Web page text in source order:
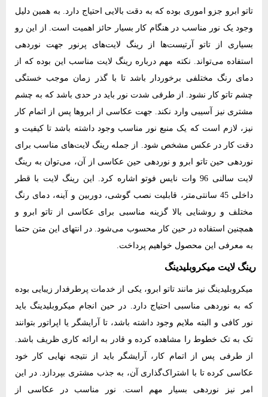
تاتو ابرو جزو اموری بوده که به دقت بالایی احتیاج دارد. به همین دلیل
وجود یک نور مناسب در هنگام کار بسیار حائز اهمیت است. از این رو
بسیاری از تاتو آرتیست‌ها از رینگ لایت‌های پرنور جهت نوردهی
استفاده می‌تواند. نکته مهم درباره رینگ لایت مناسب این بوده که از
دمای رنگ مختلفی برخوردار باشد تا با گذر زمان موجب خستگی
چشم تاتو کار نشود. از طرفی شدت نور باید در حدی باشد که به چشم
مشتری نیز آسیبی وارد نکند. جهت عکاسی از ابروها پس از اتمام کار
نیز، لازم است که یک منبع نور مناسب وجود داشته باشد تا کیفیت و
دقت کار در عکس مشخص شود. از جمله رینگ لایت‌های مناسب برای
نوردهی حین تاتو ابرو و نوردهی حین عکاسی از آن، می‌توان به رینگ
لایت سالنی 96 وات نایس فوتو اشاره کرد. این رینگ لایت با قطر
داخلی 45 سانتی‌متر، قابلیت نصب گوشی، دوربین و آینه، دمای رنگ
مختلف و روشنایی بالا گزینه مناسبی برای عکاسی از تاتو ابرو و
همچنین استفاده در حین کار محسوب می‌شود. در انتهای این متن حتما
به معرفی این محصول خواهیم پرداخت.
رینگ لایت میکروبلیدینگ
میکروبلیدینگ نیز مانند تاتو ابرو، یکی از خدمات پرطرفدار زیبایی بوده
که به نوردهی مناسبی احتیاج دارد. در حین انجام میکروبلیدینگ باید
نور کافی و البته ملایم وجود داشته باشد، تا آرایشگر یا اپراتور بتوانند
تک به تک خطوط را مشاهده کرده و قادر به ارائه کاری ظریف باشد.
از طرفی پس از اتمام کار، آرایشگر باید از نتیجه نهایی کار خود
عکاسی کرده تا با اشتراک‌گذاری آن، به جذب مشتری بپردازد. در این
امر نیز نوردهی بسیار مهم است. نور مناسب در عکاسی از